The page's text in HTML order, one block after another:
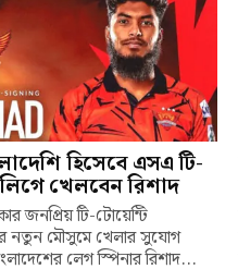
হিসেবে এসএ টি-
খেলবেন রিশাদ
জনপ্রিয় টি-টোয়েন্টি
নতুন মৌসুমে খেলার সুযোগ
লেগ স্পিনার রিশাদ...